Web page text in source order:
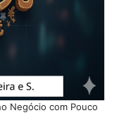
Negócio com Pouco